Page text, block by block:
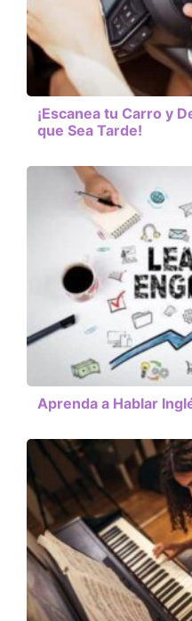
¡Escanea tu Carro y
que Sea Tarde!
Aprenda a Hablar